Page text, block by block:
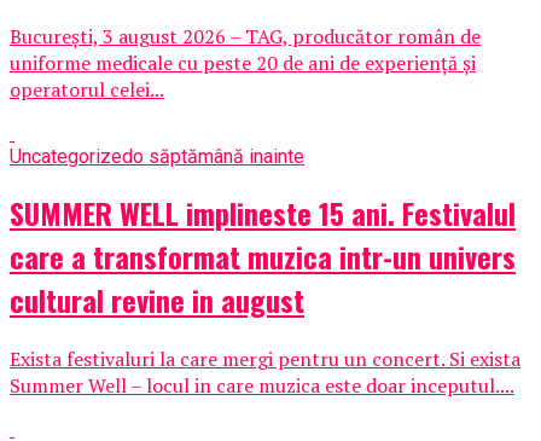
București, 3 august 2026 – TAG, producător român de
uniforme medicale cu peste 20 de ani de experiență și
operatorul celei...
Uncategorizedo săptămână inainte
SUMMER WELL implineste 15 ani. Festivalul
care a transformat muzica intr-un univers
cultural revine in august
Exista festivaluri la care mergi pentru un concert. Si exista
Summer Well – locul in care muzica este doar inceputul....